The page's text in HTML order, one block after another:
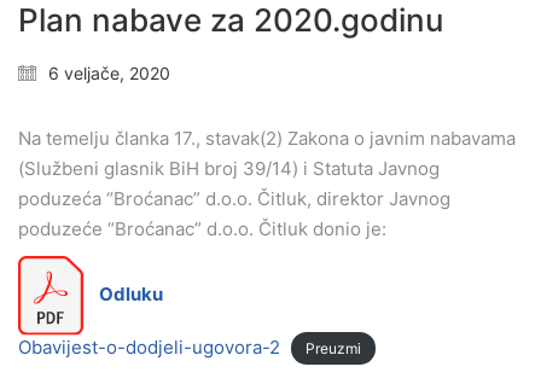
Plan nabave za 2020.godinu
6 veljače, 2020
Na temelju članka 17., stavak(2) Zakona o javnim nabavama
(Službeni glasnik BiH broj 39/14) i Statuta Javnog
poduzeća “Broćanac” d.o.o. Čitluk, direktor Javnog
poduzeće “Broćanac” d.o.o. Čitluk donio je:
Odluku
Obavijest-o-dodjeli-ugovora-2 Preuzmi